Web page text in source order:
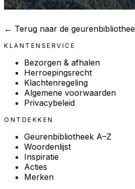
← Terug naar de
KLANTENSERVICE
Bezorgen & afhalen
Herroepingsrecht
Klachtenregeling
Algemene voorwaarden
Privacybeleid
ONTDEKKEN
Geurenbibliotheek A–Z
Woordenlijst
Inspiratie
Acties
Merken